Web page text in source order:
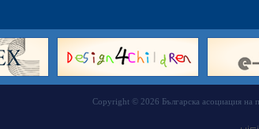
Copyright © 2026 Българска асоциация на